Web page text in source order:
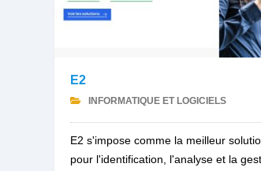
E2
INFORMATIQUE ET LOGICIELS
E2 s'impose comme la meilleur
pour l'identification, l'analyse et la